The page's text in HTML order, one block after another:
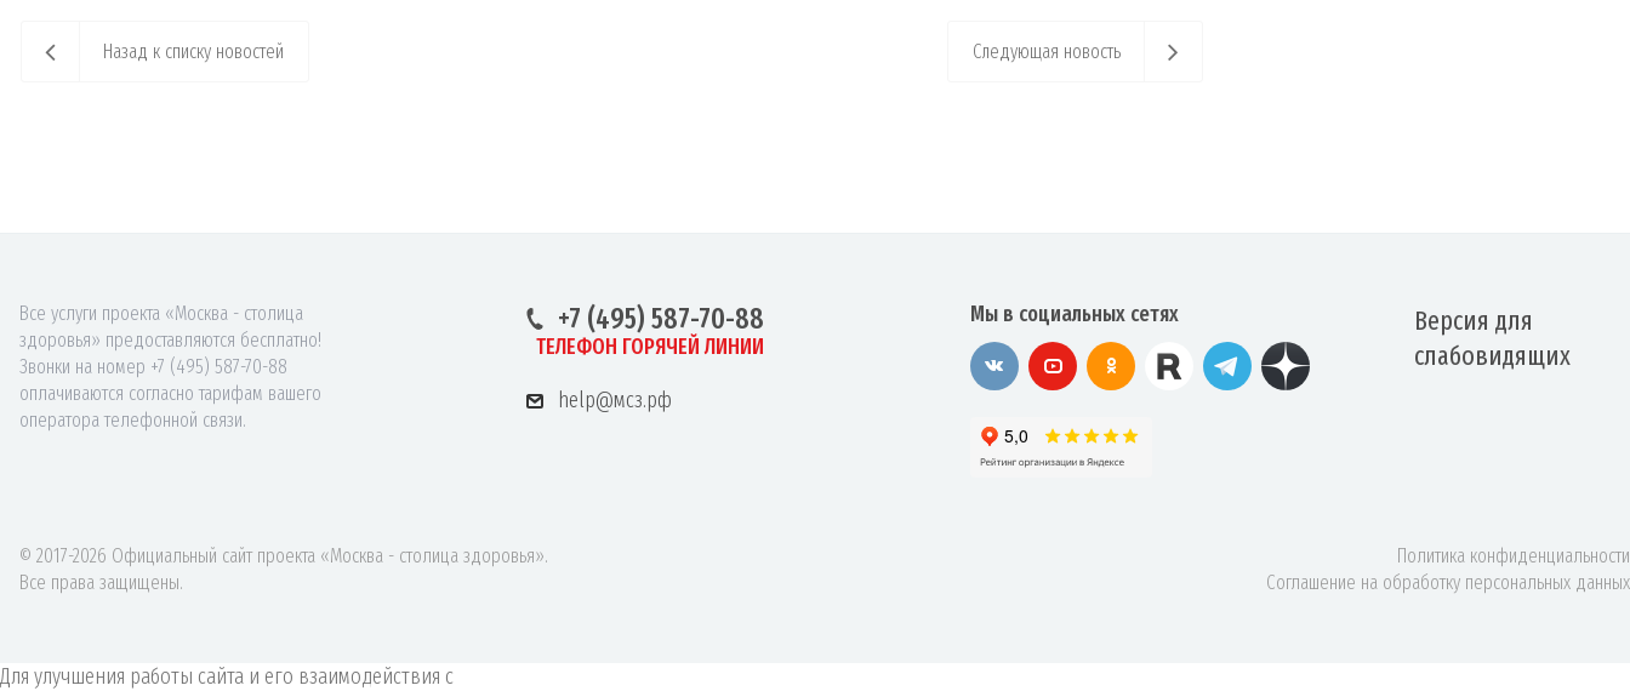
Назад к списку новостей Следующая новость
Все услуги проекта «Москва - столица
здоровья» предоставляются бесплатно!
Звонки на номер +7 (495) 587-70-88
оплачиваются согласно тарифам вашего
оператора телефонной связи.
+7 (495) 587-70-88
ТЕЛЕФОН ГОРЯЧЕЙ ЛИНИИ
help@мсз.рф
Мы в социальных сетях
Версия для
слабовидящих
© 2017-2026 Официальный сайт проекта «Москва - столица здоровья».
Все права защищены.
Политика конфиденциальности
Соглашение на обработку персональных данных
Для улучшения работы сайта и его взаимодействия с